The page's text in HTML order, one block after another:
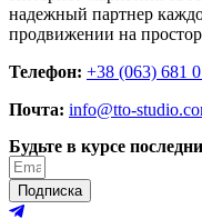
надежный партнер
продвижении на
Телефон: +38 (063) 681
Почта: info@tto-
Будьте в курсе
Подписка